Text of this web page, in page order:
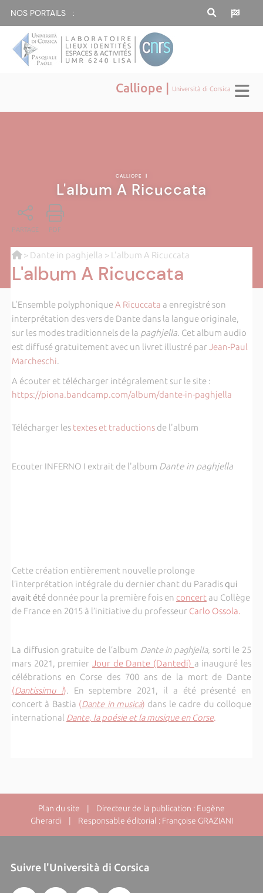
NOS PORTAILS :
Calliope | Università di Corsica
CALLIOPE |
L'album A Ricuccata
PARTAGE PDF
> Dante in paghjella > L'album A Ricuccata
L'album A Ricuccata
L'Ensemble polyphoniqueA Ricuccata a enregistré son
interprétation des vers de Dante dans la langue originale,
sur les modes traditionnels de la paghjella. Cet album audio
est diffusé gratuitement avec un livret illustré par Jean-Paul
Marcheschi.
A écouter et télécharger intégralement sur le site :
https://piona.bandcamp.com/album/dante-in-paghjella
Télécharger les textes et traductionsde l'album
Ecouter INFERNO I extrait de l'album Dante in paghjella
Cette création entièrement nouvelle prolonge
l’interprétation intégrale du dernier chant du Paradis qui
avait été donnée pour la première fois en concert au Collège
de France en 2015 à l’initiative du professeur Carlo Ossola.
La diffusion gratuite de l’album Dante in paghjella, sorti le 25
mars 2021, premier Jour de Dante (Dantedi) a inauguré les
célébrations en Corse des 700 ans de la mort de Dante
(Dantissimu !). En septembre 2021, il a été présenté en
concert à Bastia (Dante in musica) dans le cadre du colloque
international Dante, la poésie et la musique en Corse.
Plan du site | Directeur de la publication : Eugène
Gherardi | Responsable éditorial : Françoise GRAZIANI
Suivre l'Università di Corsica